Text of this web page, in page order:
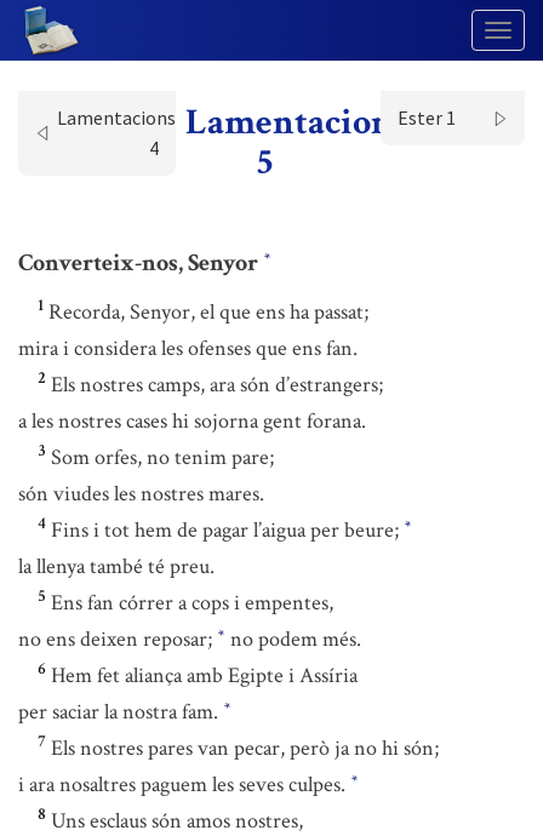
Lamentacions
4
Lamentacions
5
Ester 1
Converteix-nos, Senyor *
1 Recorda, Senyor, el que ens ha passat;
mira i considera les ofenses que ens fan.
2 Els nostres camps, ara són d’estrangers;
a les nostres cases hi sojorna gent forana.
3 Som orfes, no tenim pare;
són viudes les nostres mares.
4 Fins i tot hem de pagar l’aigua per beure; *
la llenya també té preu.
5 Ens fan córrer a cops i empentes,
no ens deixen reposar; * no podem més.
6 Hem fet aliança amb Egipte i Assíria
per saciar la nostra fam. *
7 Els nostres pares van pecar, però ja no hi són;
i ara nosaltres paguem les seves culpes. *
8 Uns esclaus són amos nostres,